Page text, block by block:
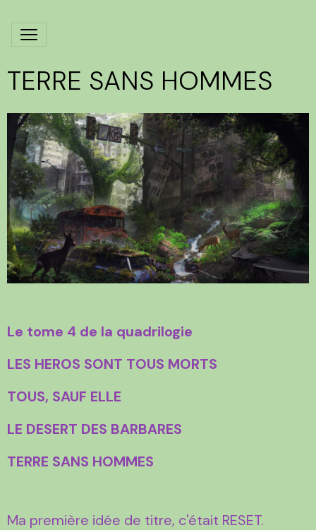
TERRE SANS HOMMES
Le tome 4 de la quadrilogie
LES HEROS SONT TOUS MORTS
TOUS, SAUF ELLE
LE DESERT DES BARBARES
TERRE SANS HOMMES
Ma première idée de titre, c'était RESET.